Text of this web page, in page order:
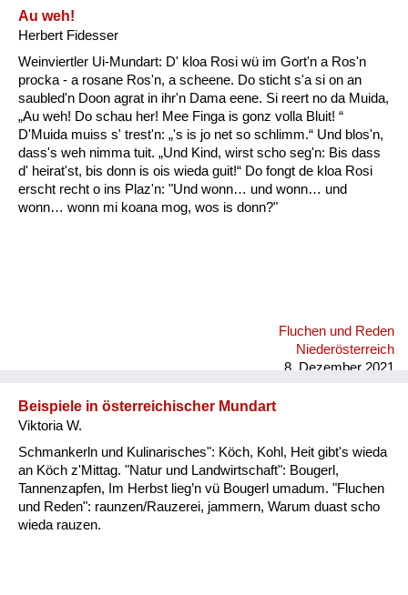
Au weh!
Herbert Fidesser
Weinviertler Ui-Mundart: D' kloa Rosi wü im Gort'n a Ros'n
procka - a rosane Ros'n, a scheene. Do sticht s'a si on an
saubled'n Doon agrat in ihr'n Dama eene. Si reert no da Muida,
„Au weh! Do schau her! Mee Finga is gonz volla Bluit! “
D'Muida muiss s' trest'n: „'s is jo net so schlimm.“ Und blos'n,
dass's weh nimma tuit. „Und Kind, wirst scho seg'n: Bis dass
d' heirat'st, bis donn is ois wieda guit!“ Do fongt de kloa Rosi
erscht recht o ins Plaz'n: "Und wonn… und wonn… und
wonn… wonn mi koana mog, wos is donn?"
Fluchen und Reden
Niederösterreich
8. Dezember 2021
Beispiele in österreichischer Mundart
Viktoria W.
Schmankerln und Kulinarisches": Köch, Kohl, Heit gibt's wieda
an Köch z'Mittag. "Natur und Landwirtschaft": Bougerl,
Tannenzapfen, Im Herbst lieg’n vü Bougerl umadum. "Fluchen
und Reden": raunzen/Rauzerei, jammern, Warum duast scho
wieda rauzen.